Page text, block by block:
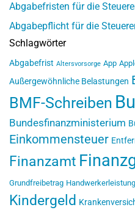
Abgabefristen für die
Abgabepflicht für die
Schlagwörter
Abgabefrist Altersvorsorge App
Außergewöhnliche Belastungen
BMF-Schreiben
Bundesfinanzministerium
Einkommensteuer
Finanzamt
Grundfreibetrag
Kindergeld